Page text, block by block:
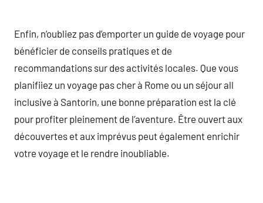
Enfin, n’oubliez pas d’emporter un guide de voyage pour
bénéficier de conseils pratiques et de
recommandations sur des activités locales. Que vous
planifiiez un voyage pas cher à Rome ou un séjour all
inclusive à Santorin, une bonne préparation est la clé
pour profiter pleinement de l’aventure. Être ouvert aux
découvertes et aux imprévus peut également enrichir
votre voyage et le rendre inoubliable.